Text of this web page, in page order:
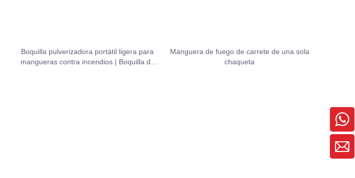
Boquilla pulverizadora portátil ligera para
mangueras contra incendios | Boquilla de
Manguera de fuego de carrete de una sola
chaqueta